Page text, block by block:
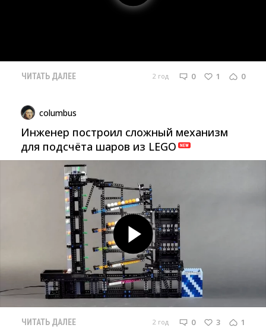
ЧИТАТЬ ДАЛЕЕ 2 год 0 1 0
columbus
Инженер построил сложный механизм
для подсчёта шаров из LEGO
ЧИТАТЬ ДАЛЕЕ 2 год 0 3 1